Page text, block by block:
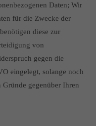
Daten; Wir
für die Zwecke der
diese zur
von
gegen die
eingelegt, solange noch
Gründe gegenüber Ihren